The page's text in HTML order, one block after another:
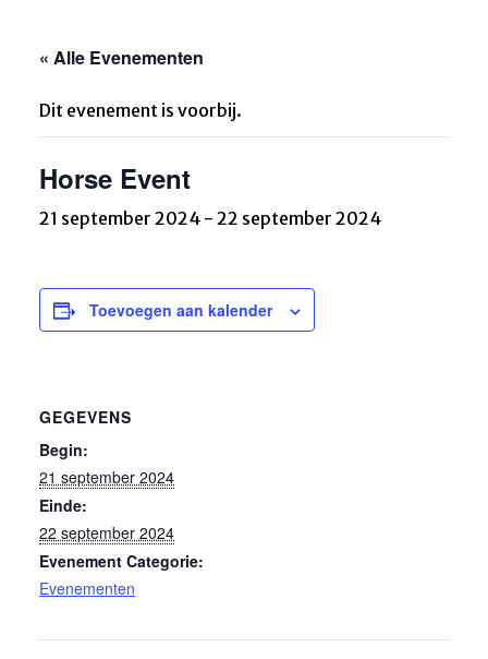
« Alle Evenementen
Dit evenement is voorbij.
Horse Event
21 september 2024 - 22 september 2024
Toevoegen aan kalender
GEGEVENS
Begin:
21 september 2024
Einde:
22 september 2024
Evenement Categorie:
Evenementen